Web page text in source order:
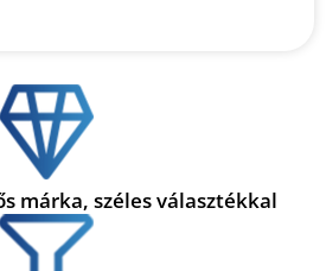
márka, széles választékkal